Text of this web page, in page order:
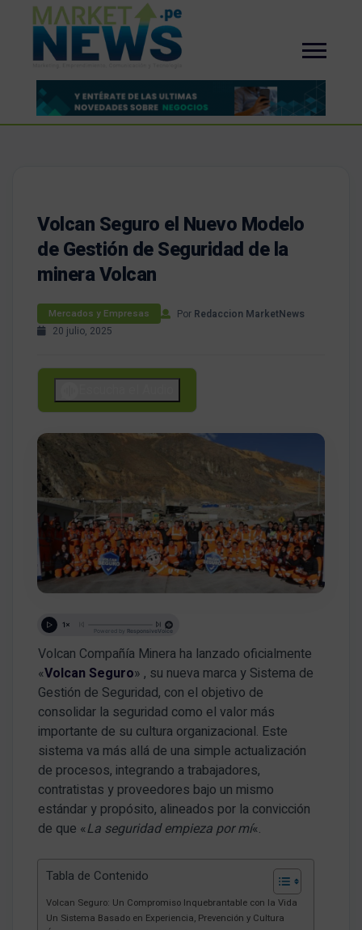
Volcan Seguro el Nuevo Modelo
de Gestión de Seguridad de la
minera Volcan
Mercados y Empresas Por Redaccion MarketNews
20 julio, 2025
Volcan Compañía Minera ha lanzado oficialmente
«Volcan Seguro», su nueva marca y Sistema de
Gestión de Seguridad, con el objetivo de
consolidar la seguridad como el valor más
importante de su cultura organizacional. Este
sistema va más allá de una simple actualización
de procesos, integrando a trabajadores,
contratistas y proveedores bajo un mismo
estándar y propósito, alineados por la convicción
de que «La seguridad empieza por mí«.
Tabla de Contenido
Volcan Seguro: Un Compromiso Inquebrantable con la Vida
Un Sistema Basado en Experiencia, Prevención y Cultura